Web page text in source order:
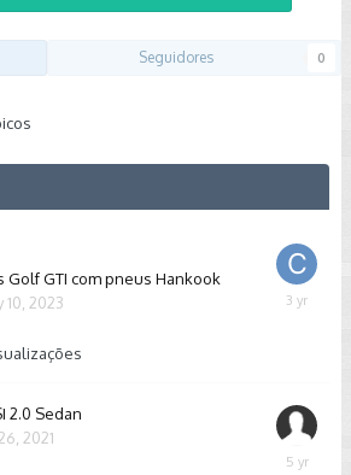
Seguidores 0
Golf GTI com pneus Hankook
10, 2023
July
2.0 Sedan
2021
April